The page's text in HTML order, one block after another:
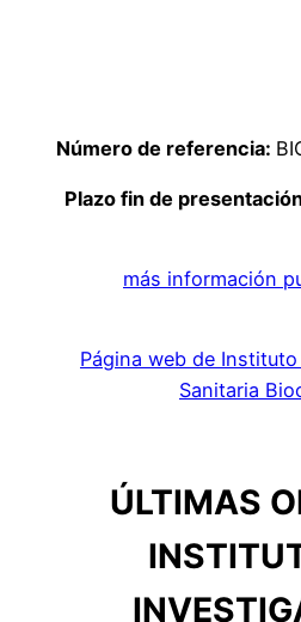
Número de referencia:
Plazo fin de
más información
Página web de
Sanitaria
ÚLTIMAS